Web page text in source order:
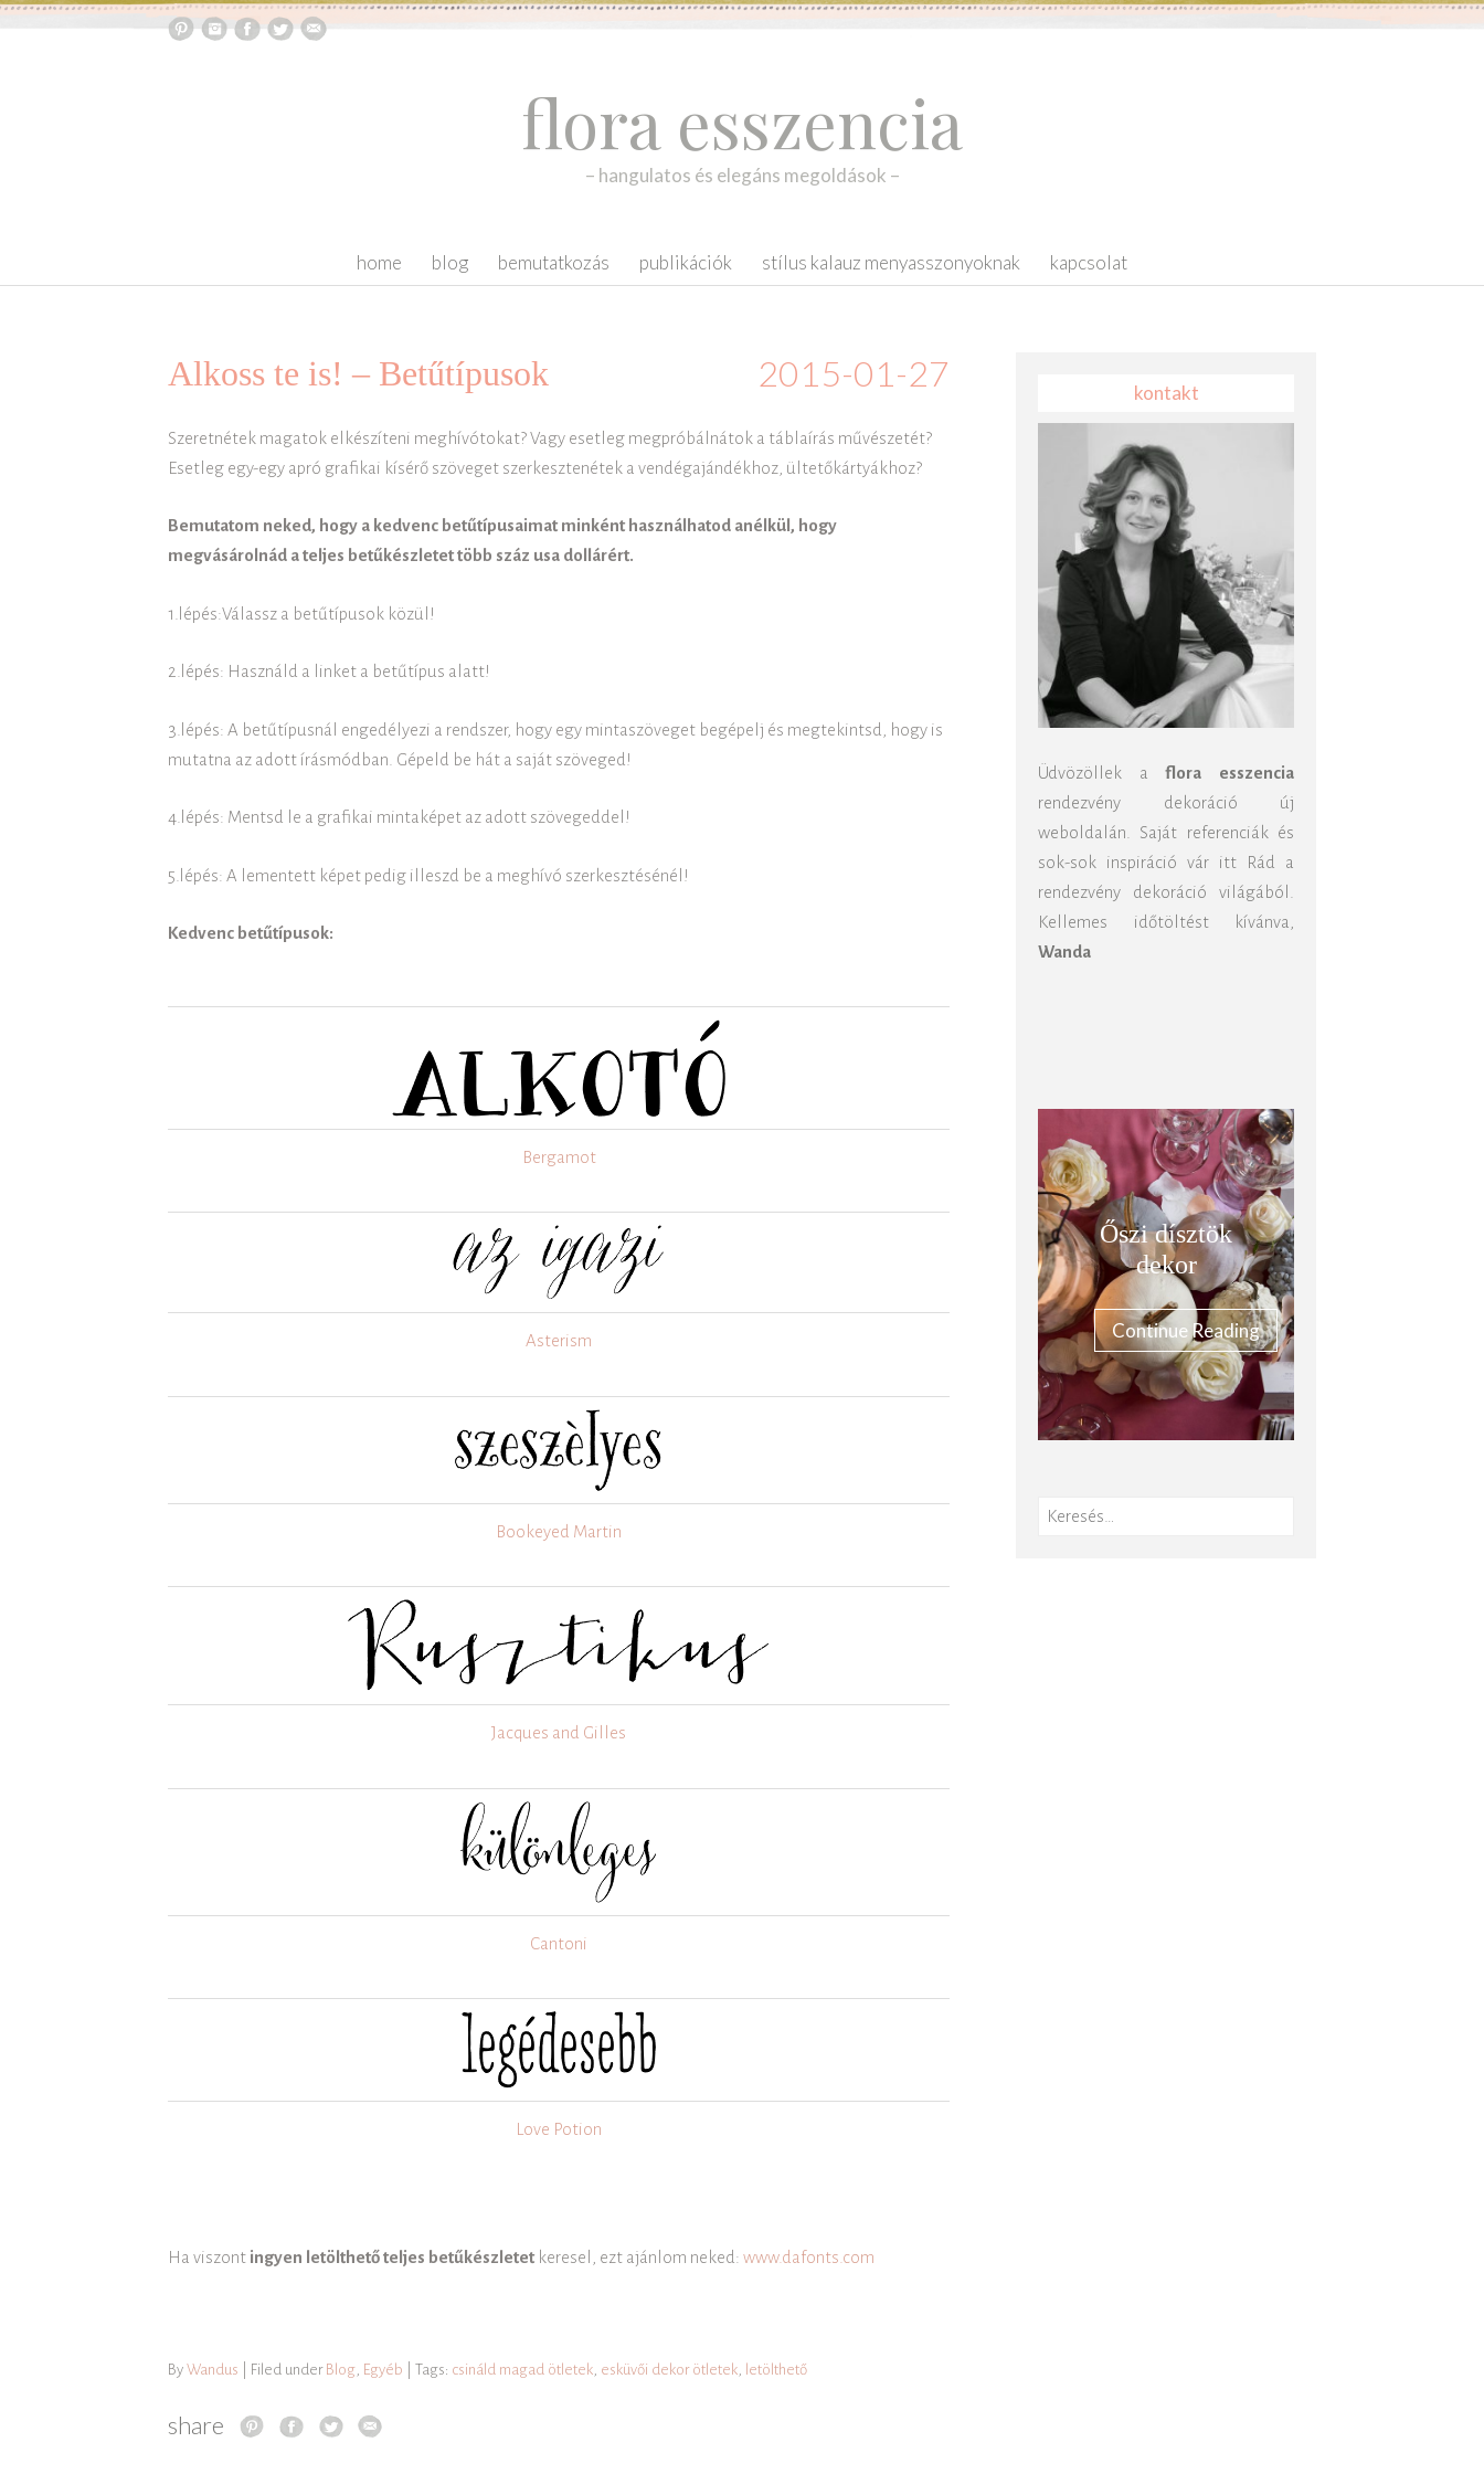
flora esszencia
– hangulatos és elegáns megoldások –
home blog bemutatkozás publikációk stílus kalauz menyasszonyoknak kapcsolat
Alkoss te is! – Betűtípusok 2015-01-27
Szeretnétek magatok elkészíteni meghívótokat? Vagy esetleg megpróbálnátok a táblaírás művészetét?
Esetleg egy-egy apró grafikai kísérő szöveget szerkesztenétek a vendégajándékhoz, ültetőkártyákhoz?
Bemutatom neked, hogy a kedvenc betűtípusaimat minként használhatod anélkül, hogy
megvásárolnád a teljes betűkészletet több száz usa dollárért.
1.lépés:Válassz a betűtípusok közül!
2.lépés: Használd a linket a betűtípus alatt!
3.lépés: A betűtípusnál engedélyezi a rendszer, hogy egy mintaszöveget begépelj és megtekintsd, hogy is
mutatna az adott írásmódban. Gépeld be hát a saját szöveged!
4.lépés: Mentsd le a grafikai mintaképet az adott szövegeddel!
5.lépés: A lementett képet pedig illeszd be a meghívó szerkesztésénél!
Kedvenc betűtípusok:
Bergamot
Asterism
Bookeyed Martin
Jacques and Gilles
Cantoni
Love Potion
Ha viszont ingyen letölthető teljes betűkészletet keresel, ezt ajánlom neked: www.dafonts.com
By Wandus | Filed under Blog Egyéb | Tags: csináld magad ötletek esküvői dekor ötletek letölthető
share
kontakt
Üdvözöllek aflora esszencia
rendezvény dekoráció új
weboldalán. Saját referenciák és
sok-sok inspiráció vár itt Rád a
rendezvény dekoráció világából.
Kellemes időtöltést kívánva,
Wanda
Őszi dísztök
dekor
Continue Reading
Keresés: